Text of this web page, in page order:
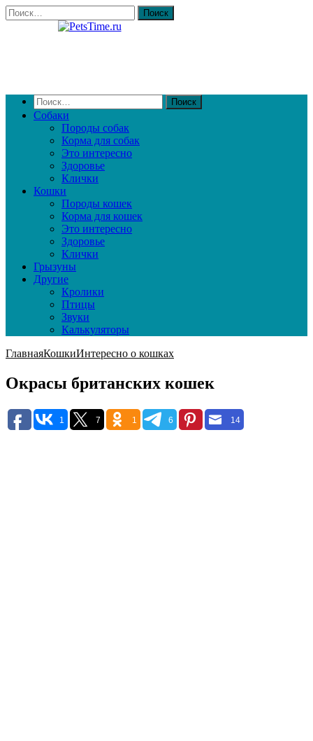
Собаки
Породы собак
Корма для собак
Это интересно
Здоровье
Клички
Кошки
Породы кошек
Корма для кошек
Это интересно
Здоровье
Клички
Грызуны
Другие
Кролики
Птицы
Звуки
Калькуляторы
ГлавнаяКошкиИнтересно о кошках
Окрасы британских кошек
1 7 1 6 14